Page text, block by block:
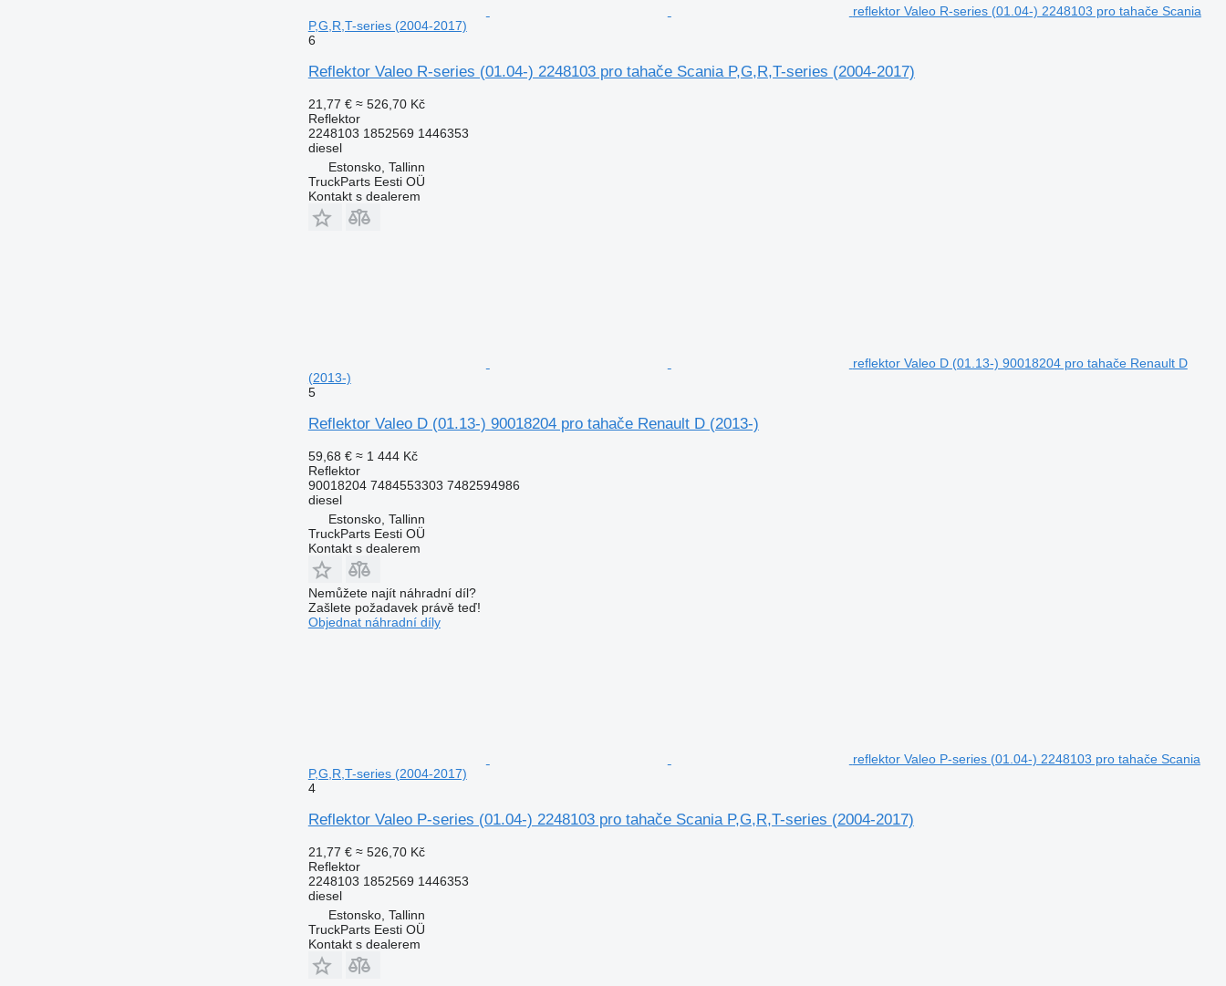
reflektor Valeo R-series (01.04-) 2248103 pro tahače Scania
P,G,R,T-series (2004-2017)
6
Reflektor Valeo R-series (01.04-) 2248103 pro tahače Scania P,G,R,T-series (2004-2017)
21,77 € ≈ 526,70 Kč
Reflektor
2248103 1852569 1446353
diesel
Estonsko, Tallinn
TruckParts Eesti OÜ
Kontakt s dealerem
reflektor Valeo D (01.13-) 90018204 pro tahače Renault D
(2013-)
5
Reflektor Valeo D (01.13-) 90018204 pro tahače Renault D (2013-)
59,68 € ≈ 1 444 Kč
Reflektor
90018204 7484553303 7482594986
diesel
Estonsko, Tallinn
TruckParts Eesti OÜ
Kontakt s dealerem
Nemůžete najít náhradní díl?
Zašlete požadavek právě teď!
Objednat náhradní díly
reflektor Valeo P-series (01.04-) 2248103 pro tahače Scania
P,G,R,T-series (2004-2017)
4
Reflektor Valeo P-series (01.04-) 2248103 pro tahače Scania P,G,R,T-series (2004-2017)
21,77 € ≈ 526,70 Kč
Reflektor
2248103 1852569 1446353
diesel
Estonsko, Tallinn
TruckParts Eesti OÜ
Kontakt s dealerem